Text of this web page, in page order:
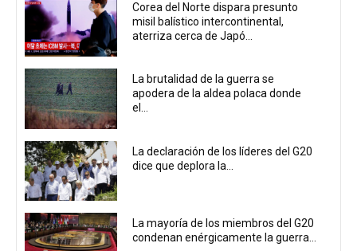
Corea del Norte dispara presunto
misil balístico intercontinental,
aterriza cerca de Japó...
La brutalidad de la guerra se
apodera de la aldea polaca donde
el...
La declaración de los líderes del G20
dice que deplora la...
La mayoría de los miembros del G20
condenan enérgicamente la guerra...